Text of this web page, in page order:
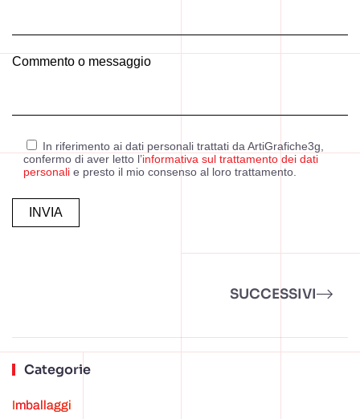
Commento o messaggio
In riferimento ai dati personali trattati da ArtiGrafiche3g,
confermo di aver letto l’informativa sul trattamento dei dati
personali e presto il mio consenso al loro trattamento.
SUCCESSIVI
Categorie
Imballaggi